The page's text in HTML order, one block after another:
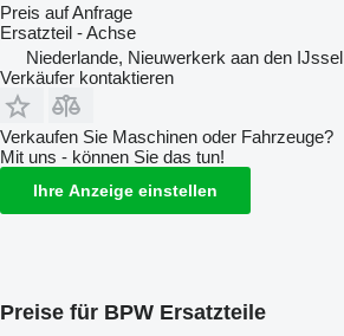
Preis auf Anfrage
Ersatzteil - Achse
Niederlande, Nieuwerkerk aan den IJssel
Verkäufer kontaktieren
Verkaufen Sie Maschinen oder Fahrzeuge?
Mit uns - können Sie das tun!
Ihre Anzeige einstellen
Preise für BPW Ersatzteile